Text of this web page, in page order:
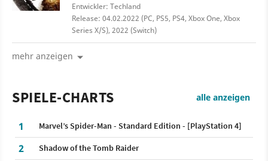
Entwickler: Techland
Release: 04.02.2022 (PC, PS5, PS4, Xbox One, Xbox
Series X/S), 2022 (Switch)
mehr anzeigen
SPIELE-CHARTS alle anzeigen
1 Marvel’s Spider-Man - Standard Edition - [PlayStation 4]
2 Shadow of the Tomb Raider